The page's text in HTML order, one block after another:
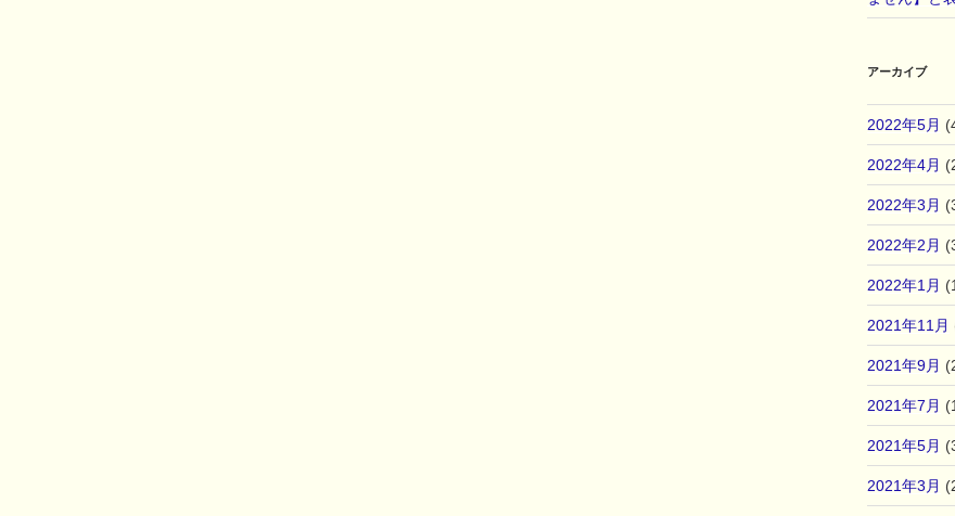
アーカイブ
2022年5月
2022年4月
2022年3月
2022年2月
2022年1月
2021年11月
2021年9月
2021年7月
2021年5月
2021年3月